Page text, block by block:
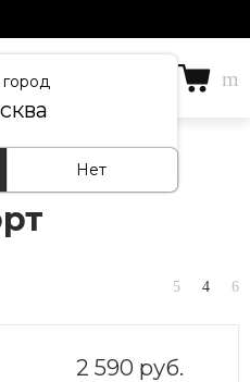
Нет
Кварцевый ламинат
2 590 руб.